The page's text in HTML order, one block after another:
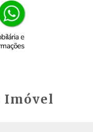
Imóvel